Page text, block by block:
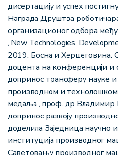
дисертацију и успех
Награда Друштва
организационог одбора
„New Technologies,
2019, Босна и Херцеговина,
доцента на конференцији и
допринос трансферу науке и
производном и технолошком
медаља „проф. др Владимир
допринос развоју
доделила Заједница научно
институција производног
Саветовању производног